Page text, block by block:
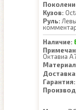
Кузов:
Руль:
Наличие:
Октавиа
Гарантия: